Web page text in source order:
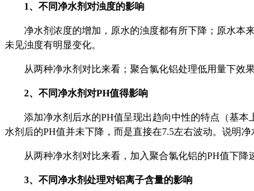
1、不同净水剂对浊度的影响
净水剂浓度的增加，原水的浊度都有所下降；原水本
未见浊度有明显变化。
从两种净水剂对比来看；聚合氯化铝处理低用量下效
2、不同净水剂对PH值得影响
添加净水剂后水的PH值呈现出趋向中性的特点（基本
水剂后的PH值并未下降，而是直接在7.5左右波动。说明净
从两种净水剂对比来看，加入聚合氯化铝的PH值下
3、不同净水剂处理对铝离子含量的影响